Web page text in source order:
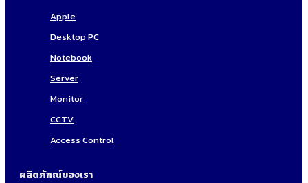
Apple
Desktop PC
Notebook
Server
Monitor
CCTV
Access Control
ผลิตภัฑณ์ของเรา